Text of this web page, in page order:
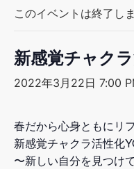
このイベントは終了しま
新感覚チャク
2022年3月22日 7:00
春だから心身ともにリ
新感覚チャクラ活性化
〜新しい自分を見つけ